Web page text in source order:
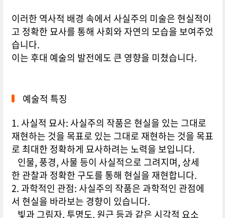
이러한 역사적 배경 속에서 사실주의 미술은 현실적이
고 정확한 묘사를 통해 사회와 자연의 모습을 보여주었
습니다.
이는 후대 예술의 발전에도 큰 영향을 미쳤습니다.
예술적 특징
1. 사실적 묘사: 사실주의 작품은 현실을 있는 그대로
재현하는 것을 목표로 있는 그대로 재현하는 것을 목표
로 최대한 정확하게 묘사하려는 노력을 보입니다.
인물, 풍경, 사물 등이 사실적으로 그려지며, 상세
한 관찰과 정확한 구도를 통해 현실을 재현합니다.
2. 과학적인 관점: 사실주의 작품은 과학적인 관점에
서 현실을 바라보는 경향이 있습니다.
빛과 그림자, 투명도, 원근 등과 같은 시각적 요소